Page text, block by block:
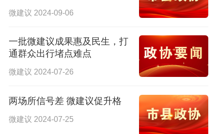
微建议 2024-09-06
一批微建议成果惠及民生，打
通群众出行堵点难点
微建议 2024-07-26
两场所信号差 微建议促升格
微建议 2024-07-25